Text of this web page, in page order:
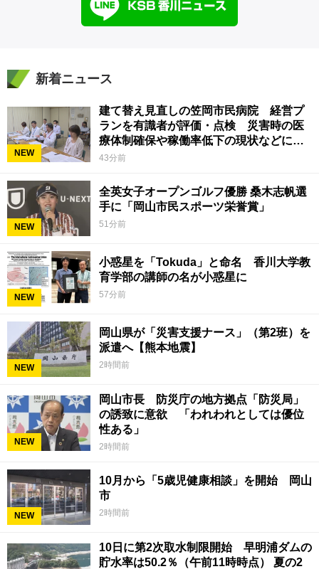
新着ニュース
NEW
建て替え見直しの笠岡市民病院 経営プ
ランを有識者が評価・点検 災害時の医
療体制確保や稼働率低下の現状などに意
見 岡山
43分前
NEW
全英女子オープンゴルフ優勝 桑木志帆選
手に「岡山市民スポーツ栄誉賞」
51分前
NEW
小惑星を「Tokuda」と命名 香川大学教
育学部の講師の名が小惑星に
57分前
NEW
岡山県が「災害支援ナース」（第2班）を
派遣へ【熊本地震】
2時間前
NEW
岡山市長 防災庁の地方拠点「防災局」
の誘致に意欲 「われわれとしては優位
性ある」
2時間前
NEW
10月から「5歳児健康相談」を開始 岡山
市
2時間前
10日に第2次取水制限開始 早明浦ダムの
貯水率は50.2％（午前11時時点） 夏の2